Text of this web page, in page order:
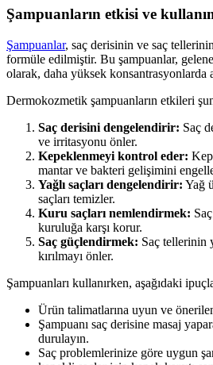
Şampuanların etkisi ve
Şampuanlar, saç derisinin ve saç
formüle edilmiştir. Bu şampuanlar,
olarak, daha yüksek konsantrasyonlarda
Dermokozmetik şampuanların etkileri
Saç derisini dengelendirir: Saç
ve irritasyonu önler.
Kepeklenmeyi kontrol eder:
mantar ve bakteri gelişimini
Yağlı saçları dengelendirir: Yağ
saçları temizler.
Kuru saçları nemlendirmek:
kuruluğa karşı korur.
Saç güçlendirmek: Saç tellerinin
kırılmayı önler.
Şampuanları kullanırken, aşağıdaki
Ürün talimatlarına uyun ve
Şampuanı saç derisine masaj
durulayın.
Saç problemlerinize göre uygun